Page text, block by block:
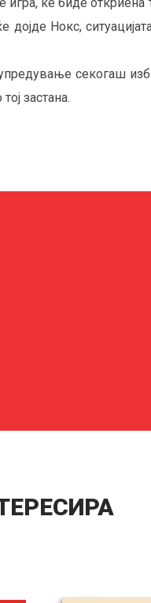
Нокс,
секогаш
застана.